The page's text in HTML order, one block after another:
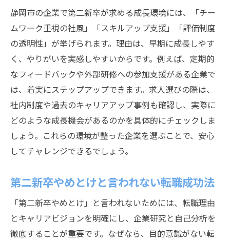
静岡市の企業で第二新卒が求める成長環境には、「チー
ムワーク重視の社風」「スキルアップ支援」「評価制度
の透明性」が挙げられます。理由は、早期に成長しやす
く、やりがいを実感しやすいからです。例えば、定期的
なフィードバックや外部研修への参加支援がある企業で
は、着実にステップアップできます。求人選びの際は、
社内制度や過去のキャリアアップ事例も確認し、実際に
どのような成長機会があるのかを具体的にチェックしま
しょう。これらの環境が整った企業を選ぶことで、安心
してチャレンジできるでしょう。
第二新卒やめとけと言われない転職成功法
「第二新卒やめとけ」と言われないためには、転職理由
とキャリアビジョンを明確にし、企業研究と自己分析を
徹底することが重要です。なぜなら、目的意識がない転